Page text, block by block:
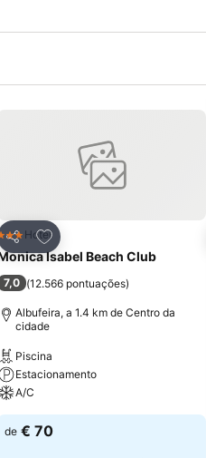
Partilhar
Adicionar aos favoritos
Estrelas
Hotel
Isabel Beach Club
7,0 (12.566 pontuações)
Albufeira, a 1.4 km de Centro da
cidade
Piscina
Estacionamento
A/C
de € 70